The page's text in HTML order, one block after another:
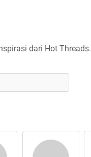
dari Hot Threads.